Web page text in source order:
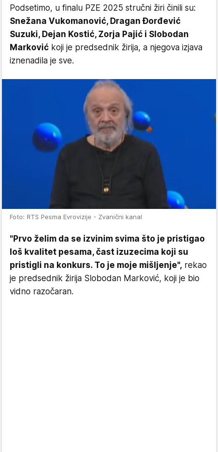
Podsetimo, u finalu PZE 2025 stručni žiri činili su:
Snežana Vukomanović, Dragan Đorđević
Suzuki, Dejan Kostić, Zorja Pajić i Slobodan
Marković koji je predsednik žirija, a njegova izjava
iznenadila je sve.
Foto: RTS Pesma Evrovizije - Zvanični kanal
"Prvo želim da se izvinim svima što je pristigao
loš kvalitet pesama, čast izuzecima koji su
pristigli na konkurs. To je moje mišljenje", rekao
je predsednik žirija Slobodan Marković, koji je bio
vidno razočaran.